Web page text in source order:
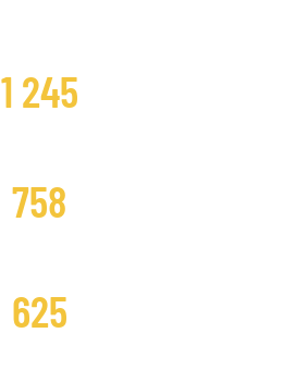
1 245
758
625